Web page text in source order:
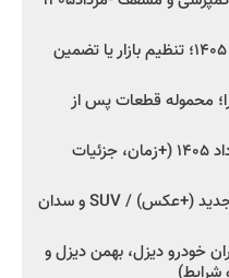
راز واردات ۷۵ هزار خودرو در سال ۱۴۰۵؛ تنظیم بازار یا تضمین
محموله قطعات پس از
شروع فروش کوییک S سایپا -مرداد ۱۴۰۵ (+زمان، جزئیات
کرمان موتور به دنبال ۲ محصول جدید (+عکس) / SUV و سدان
خودرو دیزل، بهمن دیزل و